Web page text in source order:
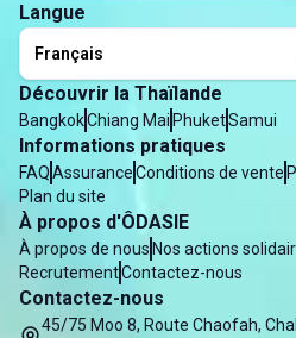
Langue
Français
Découvrir la Thaïlande
BangkokChiang Mai PhuketSamui
Informations pratiques
FAQAssuranceConditions de vente
Plan du site
À propos d'ÔDASIE
À propos de nous Nos actions
RecrutementContactez-nous
Contactez-nous
45/75 Moo 8, Route Chaofah,